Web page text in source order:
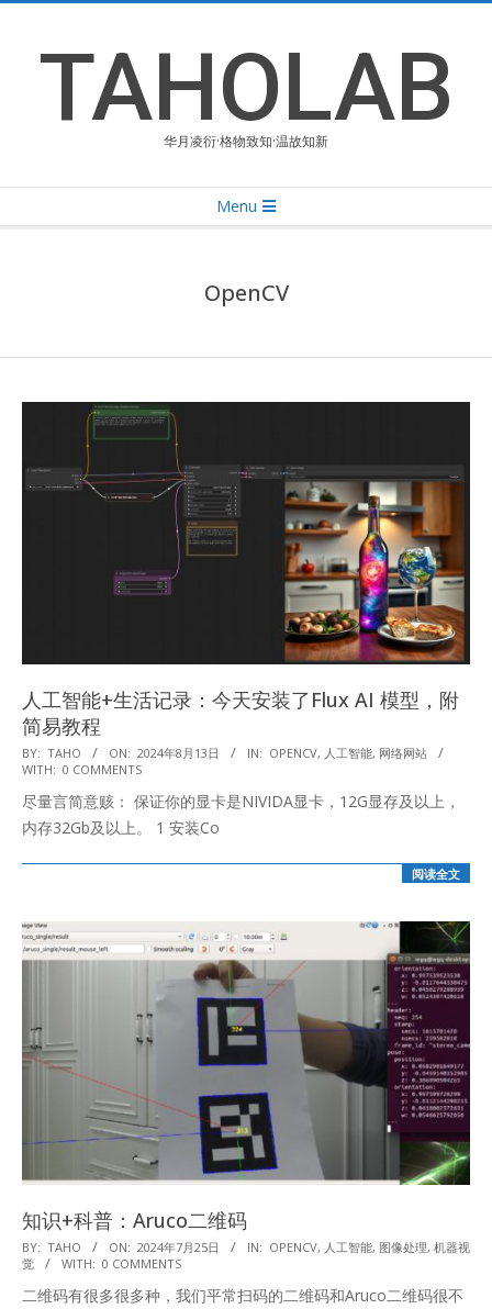
contentTAHOLAB
华月凌衍·格物致知·温故知新
Navigation
Menu
OpenCV
人工智能+生活记录：今天安装了Flux AI 模型，附
简易教程
2024-
08-
13
BY: TAHO ON: 2024年8月13日 IN: OPENCV, 人工智能, 网络网站
WITH: 0 COMMENTS
尽量言简意赅： 保证你的显卡是NIVIDA显卡，12G显存及以上，
内存32Gb及以上。 1 安装Co
阅读全文
知识+科普：Aruco二维码
2024-
07-
25
BY: TAHO ON: 2024年7月25日 IN: OPENCV, 人工智能, 图像处理, 机器视
觉
WITH: 0 COMMENTS
二维码有很多很多种，我们平常扫码的二维码和Aruco二维码很不